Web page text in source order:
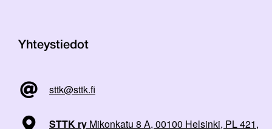
Yhteystiedot
sttk@sttk.fi
STTK ry Mikonkatu 8 A, 00100 Helsinki, PL 421,